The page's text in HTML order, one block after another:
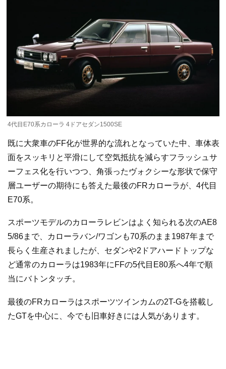
4代目E70系カローラ 4ドアセダン1500SE
既に大衆車のFF化が世界的な流れとなっていた中、車体表
面をスッキリと平滑にして空気抵抗を減らすフラッシュサ
ーフェス化を行いつつ、角張ったヴォクシーな形状で保守
層ユーザーの期待にも答えた最後のFRカローラが、4代目
E70系。
スポーツモデルのカローラレビンはよく知られる次のAE8
5/86まで、カローラバン/ワゴンも70系のまま1987年まで
長らく生産されましたが、セダンや2ドアハードトップな
ど通常のカローラは1983年にFFの5代目E80系へ4年で順
当にバトンタッチ。
最後のFRカローラはスポーツツインカムの2T-Gを搭載し
たGTを中心に、今でも旧車好きには人気があります。